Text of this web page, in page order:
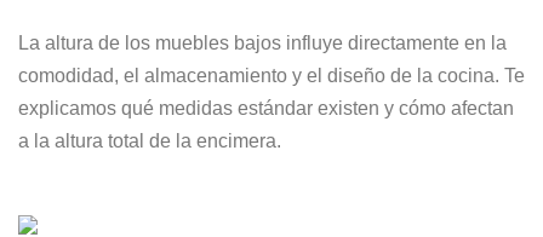
La altura de los muebles bajos influye directamente en la
comodidad, el almacenamiento y el diseño de la cocina. Te
explicamos qué medidas estándar existen y cómo afectan
a la altura total de la encimera.